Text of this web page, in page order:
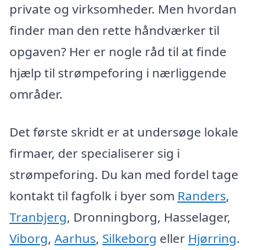
private og virksomheder. Men hvordan
finder man den rette håndværker til
opgaven? Her er nogle råd til at finde
hjælp til strømpeforing i nærliggende
områder.
Det første skridt er at undersøge lokale
firmaer, der specialiserer sig i
strømpeforing. Du kan med fordel tage
kontakt til fagfolk i byer som Randers,
Tranbjerg, Dronningborg, Hasselager,
Viborg, Aarhus, Silkeborg eller Hjørring.